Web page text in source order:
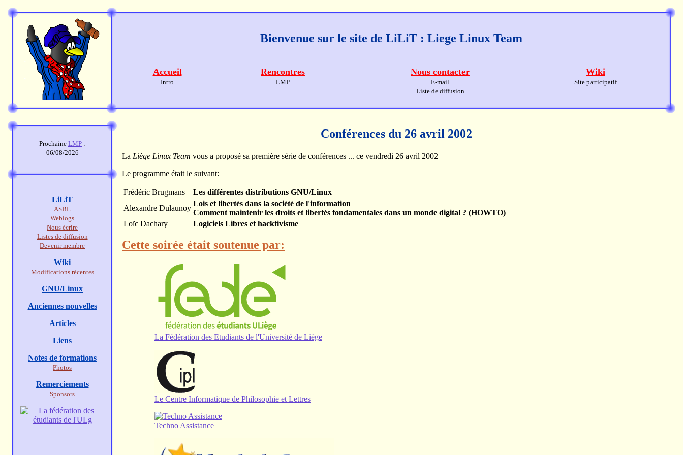
Bienvenue sur le site de LiLiT : Liege Linux Team
Accueil
Intro
Rencontres
LMP
Nous contacter
E-mail
Liste de diffusion
Wiki
Site participatif
Conférences du 26 avril 2002
La Liège Linux Team vous a proposé sa première série de conférences ... ce vendredi 26 avril 2002
Le programme était le suivant:
Frédéric Brugmans
Les différentes distributions GNU/Linux
Alexandre Dulaunoy
Lois et libertés dans la société de l'information
Comment maintenir les droits et libertés fondamentales dans un monde digital ? (HOWTO)
Loïc Dachary
Logiciels Libres et hacktivisme
Cette soirée était soutenue par:
La Fédération des Etudiants de l'Université de Liège
Le Centre Informatique de Philosophie et Lettres
Techno Assistance
Prochaine LMP :
06/08/2026
LiLiT
ASBL
Weblogs
Nous écrire
Listes de diffusion
Devenir membre
Wiki
Modifications récentes
GNU/Linux
Anciennes nouvelles
Articles
Liens
Notes de formations
Photos
Remerciements
Sponsors